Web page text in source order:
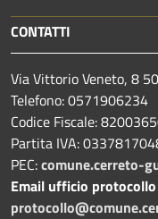
CONTATTI
Via Vittorio Veneto, 8
Telefono: 0571906234
Codice Fiscale:
Partita IVA:
PEC:comune.cerreto-
Email ufficio protocollo